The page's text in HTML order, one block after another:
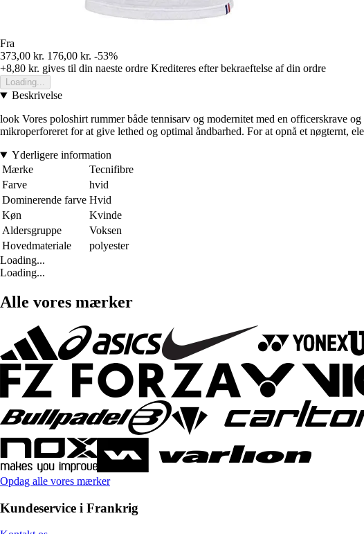
Fra
373,00 kr. 176,00 kr. -53%
+8,80 kr. gives til din naeste ordre Krediteres efter bekraeftelse af din ordre
Loading...
Beskrivelse
look Vores poloshirt rummer både tennisarv og modernitet med en officerskrave
mikroperforeret for at give lethed og optimal åndbarhed. For at opnå et nøgternt,
Yderligere information
Mærke
Tecnifibre
Farve
hvid
Dominerende farve Hvid
Køn
Kvinde
Aldersgruppe
Voksen
Hovedmateriale
polyester
Loading...
Loading...
Alle vores mærker
Opdag alle vores mærker
Kundeservice i Frankrig